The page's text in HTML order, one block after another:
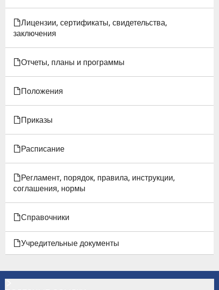
УПРАВЛЕНИЕ
АСПИРАНТУРЫ
И
ДОКТОРАНТУРЫ
Лицензии, сертификаты, свидетельства,
заключения
Отчеты, планы и программы
Положения
Приказы
Расписание
Регламент, порядок, правила, инструкции,
соглашения, нормы
Справочники
Учредительные документы